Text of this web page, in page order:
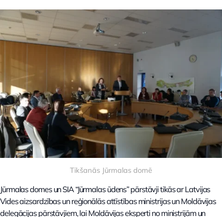
Tikšanās Jūrmalas domē
Jūrmalas domes un SIA “Jūrmalas ūdens” pārstāvji tikās ar Latvijas
Vides aizsardzības un reģionālās attīstības ministrijas un Moldāvijas
delegācijas pārstāvjiem, lai Moldāvijas eksperti no ministrijām un